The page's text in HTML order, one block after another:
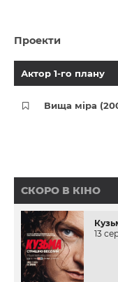
Проекти
Актор 1-го плану
Вища міра
СКОРО В КІНО
13